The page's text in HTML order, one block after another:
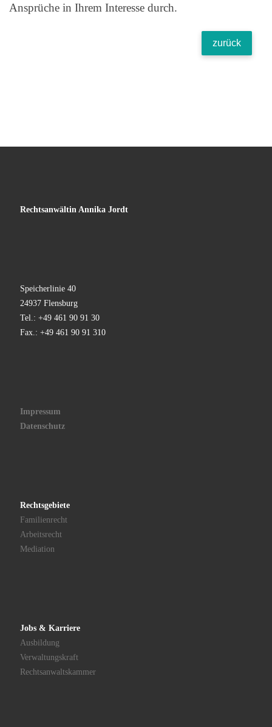
Ansprüche in Ihrem Interesse durch.
zurück
Rechtsanwältin Annika Jordt
Speicherlinie 40
24937 Flensburg
Tel.: +49 461 90 91 30
Fax.: +49 461 90 91 310
Impressum
Datenschutz
Rechtsgebiete
Familienrecht
Arbeitsrecht
Mediation
Jobs & Karriere
Ausbildung
Verwaltungskraft
Rechtsanwaltskammer